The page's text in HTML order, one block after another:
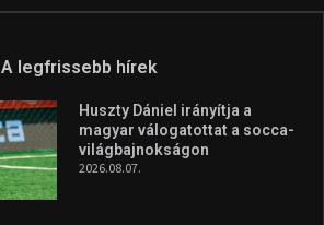
A legfrissebb hírek
Huszty Dániel irányítja a
magyar válogatottat a socca-
világbajnokságon
2026.08.07.